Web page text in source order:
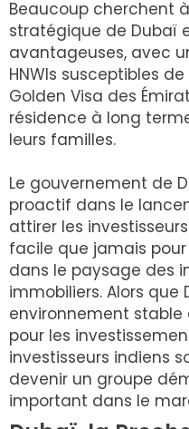
Beaucoup cherchent
stratégique de Dubaï
avantageuses, avec
HNWIs susceptibles
Golden Visa des
résidence à long
leurs familles.
Le gouvernement de
proactif dans le
attirer les
facile que jamais
dans le paysage des
immobiliers. Alors que
environnement
pour les
investisseurs indiens
devenir un groupe
important dans le